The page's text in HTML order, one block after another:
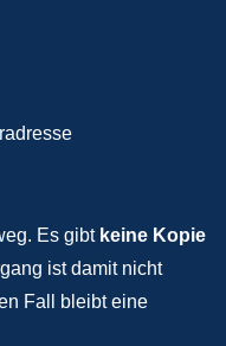
Es gibt keine Kopie
ist damit nicht
Fall bleibt eine